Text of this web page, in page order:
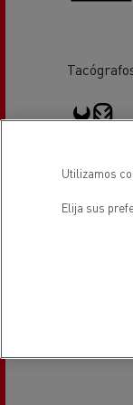
Servicio de
Utilizamos
Elija sus